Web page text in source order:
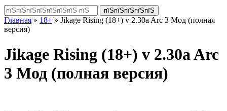
Главная » 18+ » Jikage Rising (18+) v 2.30a Arc 3 Мод (полная
версия)
Jikage Rising (18+) v 2.30a Arc
3 Мод (полная версия)